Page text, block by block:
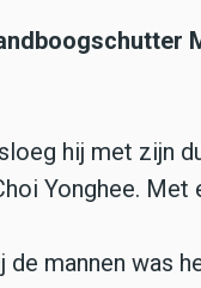
hij met zijn
Yonghee.
mannen was